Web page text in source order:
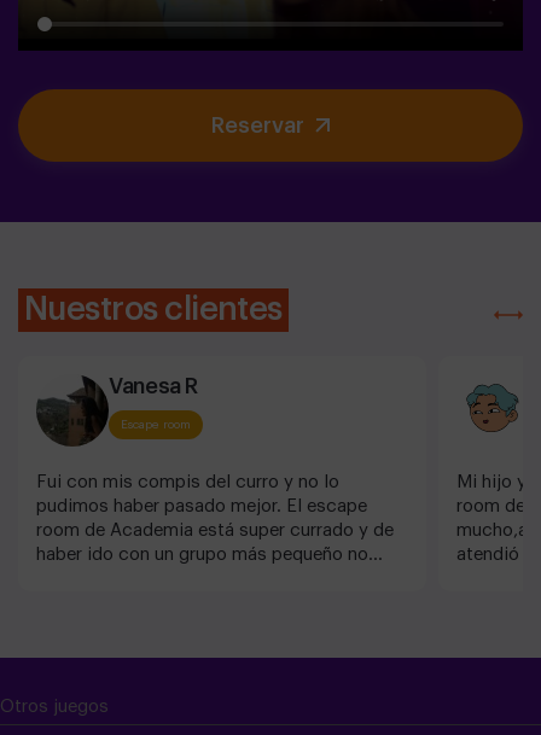
Reservar
Nuestros clientes
Vanesa R
Escape room
Fui con mis compis del curro y no lo
pudimos haber pasado mejor. El escape
room de Academia está super currado y de
haber ido con un grupo más pequeño no
más al entrar a la puerta. Muchas gracias
por todo ¡Volveré!
Mi hijo y
room de
atendió
Otros juegos